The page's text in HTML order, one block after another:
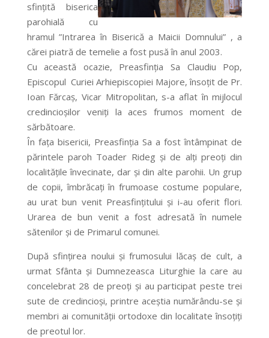
sfințită biserica
parohială cu
hramul ”Intrarea în Biserică a Maicii Domnului” , a
cărei piatră de temelie a fost pusă în anul 2003.
Cu această ocazie, Preasfinţia Sa Claudiu Pop,
Episcopul Curiei Arhiepiscopiei Majore, însoțit de Pr.
Ioan Fărcaș, Vicar Mitropolitan, s-a aflat în mijlocul
credincioşilor veniți la aces frumos moment de
sărbătoare.
În faţa bisericii, Preasfinţia Sa a fost întâmpinat de
părintele paroh Toader Rideg şi de alţi preoţi din
localităţile învecinate, dar şi din alte parohii. Un grup
de copii, îmbrăcaţi în frumoase costume populare,
au urat bun venit Preasfinţitului şi i-au oferit flori.
Urarea de bun venit a fost adresată în numele
sătenilor și de Primarul comunei.
După sfințirea noului și frumosului lăcaș de cult, a
urmat Sfânta și Dumnezeasca Liturghie la care au
concelebrat 28 de preoți și au participat peste trei
sute de credincioși, printre aceștia numărându-se și
membri ai comunității ortodoxe din localitate însoțiți
de preotul lor.